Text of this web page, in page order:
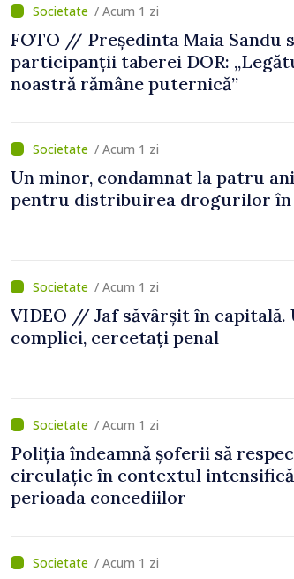
/ Acum 1 zi
FOTO // Președinta Maia Sandu
participanții taberei DOR:
noastră rămâne puternică”
/ Acum 1 zi
Un minor, condamnat la patru
pentru distribuirea drogurilor în
/ Acum 1 zi
VIDEO // Jaf săvârșit în capitală.
complici, cercetați penal
/ Acum 1 zi
Poliția îndeamnă șoferii să
circulație în contextul
perioada concediilor
/ Acum 1 zi